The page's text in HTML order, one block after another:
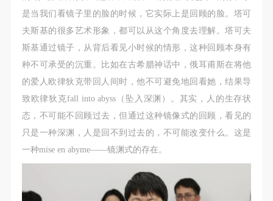
是当我们看镜子里的脸的时候，它实际上是回顾的脸。塔可
夫斯基的很多艺术形象，都可以从这个角度去理解。塔可夫
斯基通过镜子，从背后看见小时候的情形，这种回顾本身有
种不可承受的沉重。比如在古希腊神话中，俄耳甫斯在将他
的爱人欧律狄克带回人间时，他不可避免地回看她，结果导
致欧律狄克fall into abyss（坠入深渊）。其实，人的生存状
态，不可能不回顾过去，但通过这种镜像式的回顾，看见的
只是一种深渊，人是回不到过去的，不可能改变什么。这是
一种mise en abyme——镜渊式的存在。